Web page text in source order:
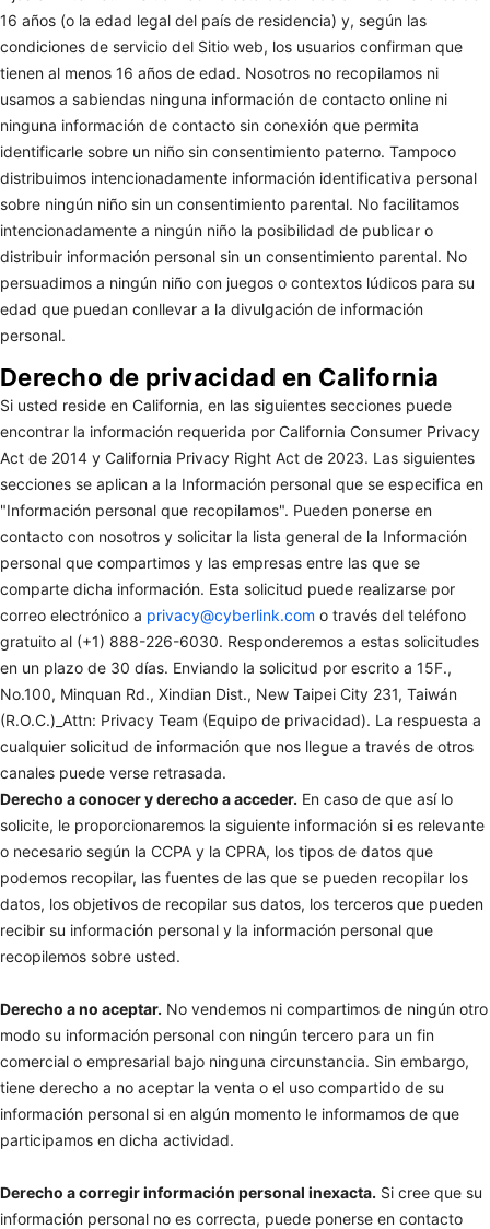
16 años (o la edad legal del país de residencia) y, según las
condiciones de servicio del Sitio web, los usuarios confirman que
tienen al menos 16 años de edad. Nosotros no recopilamos ni
usamos a sabiendas ninguna información de contacto online ni
ninguna información de contacto sin conexión que permita
identificarle sobre un niño sin consentimiento paterno. Tampoco
distribuimos intencionadamente información identificativa personal
sobre ningún niño sin un consentimiento parental. No facilitamos
intencionadamente a ningún niño la posibilidad de publicar o
distribuir información personal sin un consentimiento parental. No
persuadimos a ningún niño con juegos o contextos lúdicos para su
edad que puedan conllevar a la divulgación de información
personal.
Derecho de privacidad en California
Si usted reside en California, en las siguientes secciones puede
encontrar la información requerida por California Consumer Privacy
Act de 2014 y California Privacy Right Act de 2023. Las siguientes
secciones se aplican a la Información personal que se especifica en
"Información personal que recopilamos". Pueden ponerse en
contacto con nosotros y solicitar la lista general de la Información
personal que compartimos y las empresas entre las que se
comparte dicha información. Esta solicitud puede realizarse por
correo electrónico a privacy@cyberlink.com o través del teléfono
gratuito al (+1) 888-226-6030. Responderemos a estas solicitudes
en un plazo de 30 días. Enviando la solicitud por escrito a 15F.,
No.100, Minquan Rd., Xindian Dist., New Taipei City 231, Taiwán
(R.O.C.)_Attn: Privacy Team (Equipo de privacidad). La respuesta a
cualquier solicitud de información que nos llegue a través de otros
canales puede verse retrasada.
Derecho a conocer y derecho a acceder. En caso de que así lo
solicite, le proporcionaremos la siguiente información si es relevante
o necesario según la CCPA y la CPRA, los tipos de datos que
podemos recopilar, las fuentes de las que se pueden recopilar los
datos, los objetivos de recopilar sus datos, los terceros que pueden
recibir su información personal y la información personal que
recopilemos sobre usted.
Derecho a no aceptar. No vendemos ni compartimos de ningún otro
modo su información personal con ningún tercero para un fin
comercial o empresarial bajo ninguna circunstancia. Sin embargo,
tiene derecho a no aceptar la venta o el uso compartido de su
información personal si en algún momento le informamos de que
participamos en dicha actividad.
Derecho a corregir información personal inexacta. Si cree que su
información personal no es correcta, puede ponerse en contacto